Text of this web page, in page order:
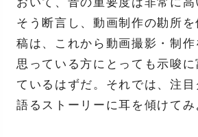
そう断言し、動画制作の勘所
稿は、これから動画撮影・制作
思っている方にとっても示唆
ているはずだ。それでは、注
語るストーリーに耳を傾けてみ